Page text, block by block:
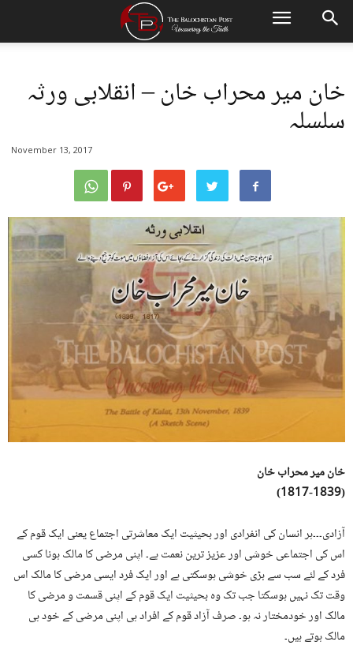
خان میر محراب خان – انقلابی ورثہ
سلسلہ
November 13, 2017
خان میر محراب خان
(1817-1839)
آزادی۔۔۔ہر انسان کی انفرادی اور بحیثیت ایک معاشرتی اجتماع یعنی ایک قوم کے
اس کی اجتماعی خوشی اور عزیز ترین نعمت ہے۔ اپنی مرضی کا مالک ہونا کسی
فرد کے لئے سب سے بڑی خوشی ہوسکتی ہے اور ایک فرد ایسی مرضی کا مالک اس
وقت تک نہیں ہوسکتا جب تک وہ بحیثیت ایک قوم کے اپنی قسمت و مرضی کا
مالک اور خودمختار نہ ہو۔ صرف آزاد قوم کے افراد ہی اپنی مرضی کے خود ہی
مالک ہوتے ہیں۔